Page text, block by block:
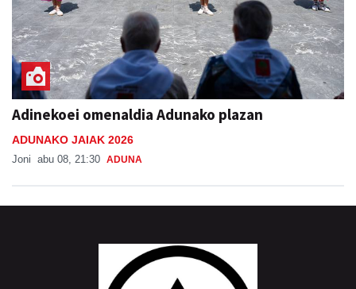
Adinekoei omenaldia Adunako plazan
ADUNAKO JAIAK 2026
Joni abu 08, 21:30 ADUNA